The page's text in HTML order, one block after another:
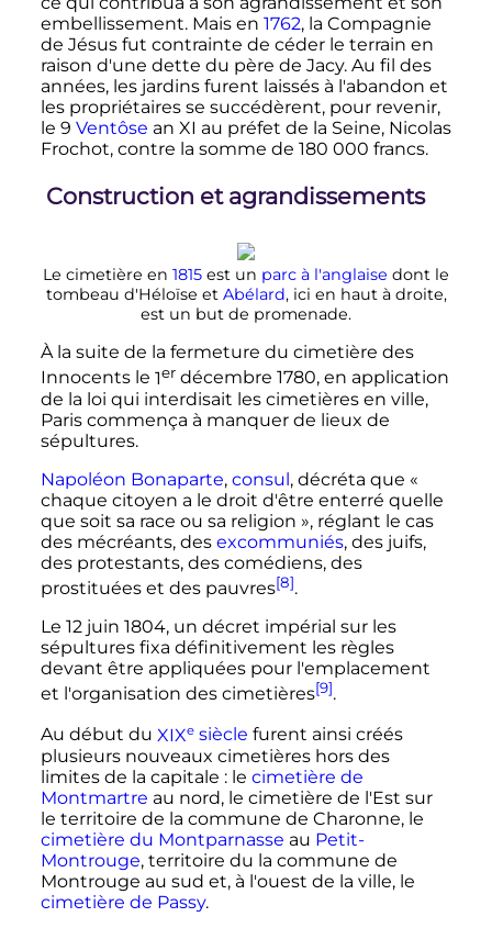
embellissement. Mais en 1762, la Compagnie
de Jésus fut contrainte de céder le terrain en
raison d'une dette du père de Jacy. Au fil des
années, les jardins furent laissés à l'abandon et
les propriétaires se succédèrent, pour revenir,
le 9 Ventôse an XI au préfet de la Seine, Nicolas
Frochot, contre la somme de 180 000 francs.
Construction et agrandissements
Le cimetière en 1815 est un parc à l'anglaise dont le
tombeau d'Héloïse et Abélard, ici en haut à droite,
est un but de promenade.
À la suite de la fermeture du cimetière des
Innocents le 1erdécembre 1780, en application
de la loi qui interdisait les cimetières en ville,
Paris commença à manquer de lieux de
sépultures.
Napoléon Bonaparte, consul, décréta que «
chaque citoyen a le droit d'être enterré quelle
que soit sa race ou sa religion », réglant le cas
des mécréants, des excommuniés, des juifs,
des protestants, des comédiens, des
prostituées et des pauvres[8].
Le 12 juin 1804, un décret impérial sur les
sépultures fixa définitivement les règles
devant être appliquées pour l'emplacement
et l'organisation des cimetières[9].
Au début du XIXesiècle furent ainsi créés
plusieurs nouveaux cimetières hors des
limites de la capitale : le cimetière de
Montmartre au nord, le cimetière de l'Est sur
le territoire de la commune de Charonne, le
cimetière du Montparnasse au Petit-
Montrouge, territoire du la commune de
Montrouge au sud et, à l'ouest de la ville, le
cimetière de Passy.